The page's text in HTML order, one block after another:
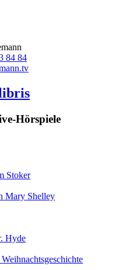
84 84
Hörspiele
Stoker
Mary Shelley
Hyde